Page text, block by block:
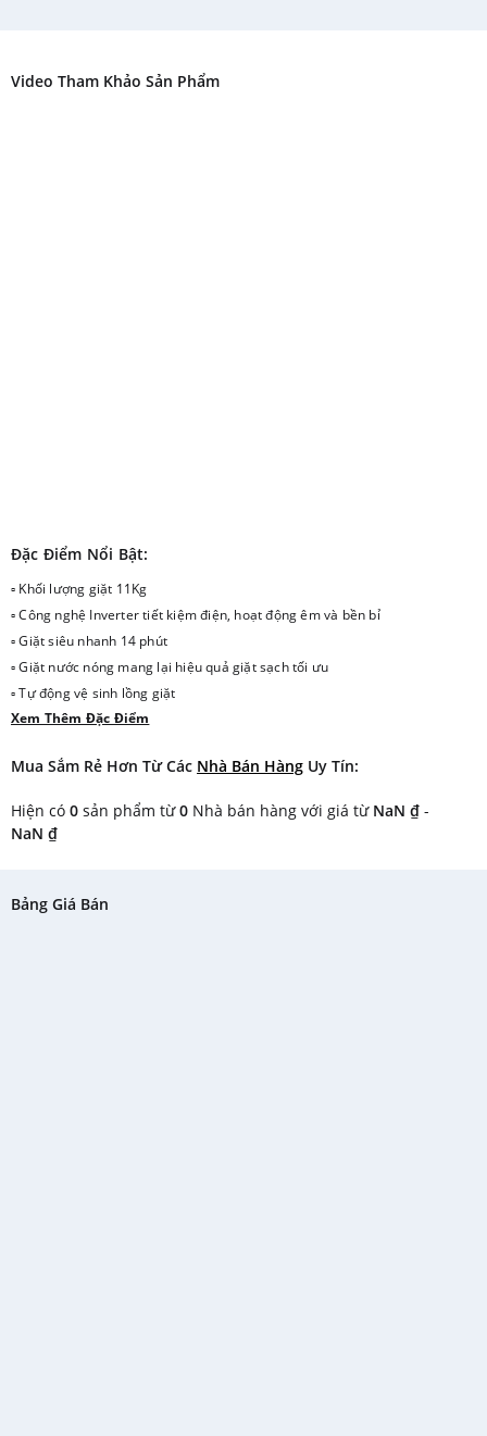
Video Tham Khảo Sản Phẩm
Đặc Điểm Nổi Bật:
▫ Khối lượng giặt 11Kg
▫ Công nghệ Inverter tiết kiệm điện, hoạt động êm và bền bỉ
▫ Giặt siêu nhanh 14 phút
▫ Giặt nước nóng mang lại hiệu quả giặt sạch tối ưu
▫ Tự động vệ sinh lồng giặt
▫ Nhiều chương trình giặt tính tiện dụng cao
Xem Thêm Đặc Điểm
Mua Sắm Rẻ Hơn Từ Các Nhà Bán Hàng Uy Tín:
Hiện có 0 sản phẩm từ0 Nhà bán hàng với giá từ NaN ₫ -
NaN ₫
Bảng Giá Bán